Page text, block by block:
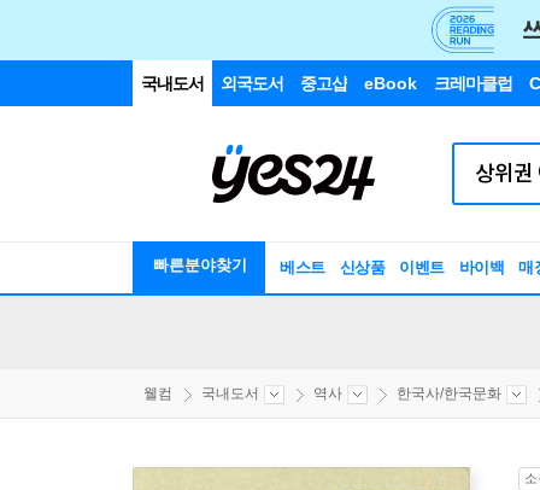
국내도서 외국도서 중고샵 eBook 크레마클럽
빠른분야찾기 베스트 신상품 이벤트 바이백 매
웰컴 국내도서 역사 한국사/한국문화